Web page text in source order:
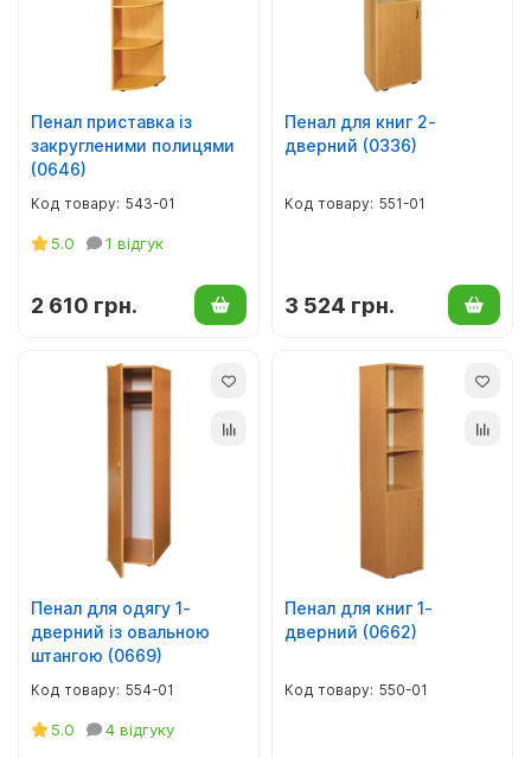
М'який інвентар, текстиль
Декор для фотозон
Верхній дитячий одяг
Дитяча постільна білизна
Аксесуари до одягу
Хрестильні набори
Пенал приставка із
закругленими полицями
(0646)
543-01
5.0 1 відгук
2 610 грн.
Пенал для книг 2-
дверний (0336)
551-01
3 524 грн.
Пенал для одягу 1-
дверний із овальною
штангою (0669)
554-01
5.0 4 відгуку
Пенал для книг 1-
дверний (0662)
550-01